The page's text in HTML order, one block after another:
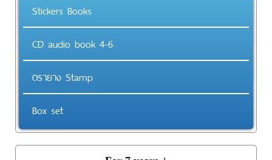
Stickers Books
CD audio book 4-6
ตรายาง Stamp
Box set